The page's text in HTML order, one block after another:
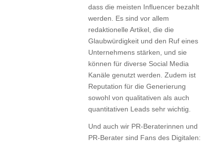
dass die meisten Influencer bezahlt
werden. Es sind vor allem
redaktionelle Artikel, die die
Glaubwürdigkeit und den Ruf eines
Unternehmens stärken, und sie
können für diverse Social Media
Kanäle genutzt werden. Zudem ist
Reputation für die Generierung
sowohl von qualitativen als auch
quantitativen Leads sehr wichtig.
Und auch wir PR-Beraterinnen und
PR-Berater sind Fans des Digitalen: